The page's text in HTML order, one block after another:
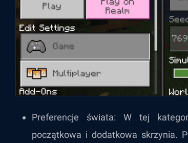
Preferencje świata: W tej
początkowa i dodatkowa skrzynia.